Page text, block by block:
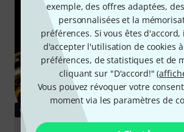
exemple, des offres adaptées,
personnalisées et la
préférences. Si vous êtes
d'accepter l'utilisation de cookies
préférences, de statistiques et de
cliquant sur "D'accord!" (
Vous pouvez révoquer votre
moment via les paramètres de
GUIDES